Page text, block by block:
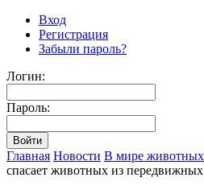
Вход
Регистрация
Забыли пароль?
Логин:
Пароль:
Главная Новости В мире животных
спасает животных из передвижных